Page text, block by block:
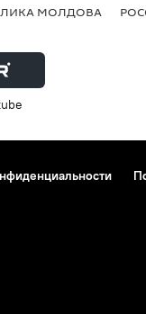
МОЛДОВА